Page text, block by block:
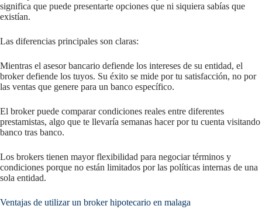
significa que puede presentarte opciones que ni siquiera sabías que
existían.
Las diferencias principales son claras:
Mientras el asesor bancario defiende los intereses de su entidad, el
broker defiende los tuyos. Su éxito se mide por tu satisfacción, no por
las ventas que genere para un banco específico.
El broker puede comparar condiciones reales entre diferentes
prestamistas, algo que te llevaría semanas hacer por tu cuenta visitando
banco tras banco.
Los brokers tienen mayor flexibilidad para negociar términos y
condiciones porque no están limitados por las políticas internas de una
sola entidad.
Ventajas de utilizar un broker hipotecario en malaga